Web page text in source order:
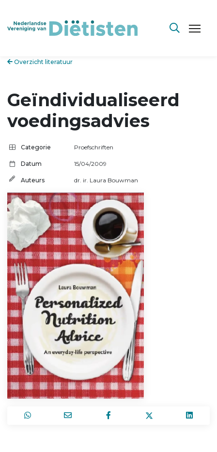
Overzicht literatuur
Geïndividualiseerd
voedingsadvies
Categorie Proefschriften
Datum 15/04/2009
Auteurs dr. ir. Laura Bouwman